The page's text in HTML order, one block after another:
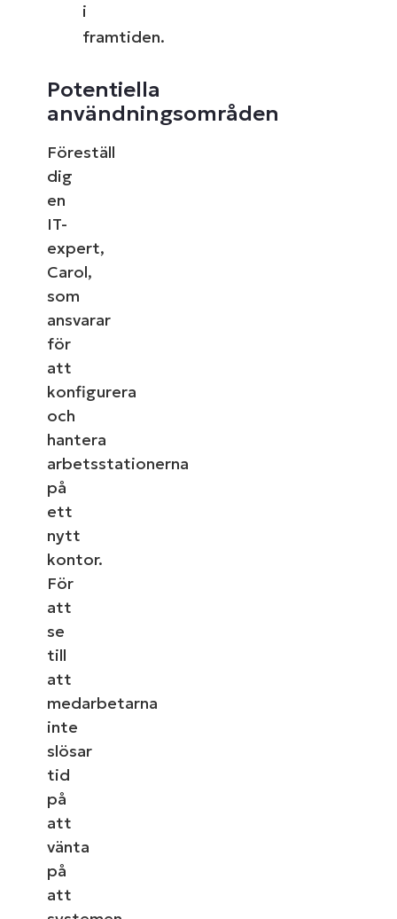
i
framtiden.
Potentiella
användningsområden
Föreställ
dig
en
IT-
expert,
Carol,
som
ansvarar
för
att
konfigurera
och
hantera
arbetsstationerna
på
ett
nytt
kontor.
För
att
se
till
att
medarbetarna
inte
slösar
tid
på
att
vänta
på
att